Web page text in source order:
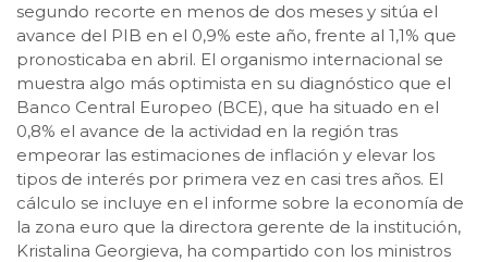
segundo recorte en menos de dos meses y sitúa el
avance del PIB en el 0,9% este año, frente al 1,1% que
pronosticaba en abril. El organismo internacional se
muestra algo más optimista en su diagnóstico que el
Banco Central Europeo (BCE), que ha situado en el
0,8% el avance de la actividad en la región tras
empeorar las estimaciones de inflación y elevar los
tipos de interés por primera vez en casi tres años. El
cálculo se incluye en el informe sobre la economía de
la zona euro que la directora gerente de la institución,
Kristalina Georgieva, ha compartido con los ministros